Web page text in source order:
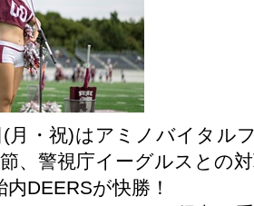
(月・祝)はアミノバイタル
、警視庁イーグルスとの
DEERSが快勝！